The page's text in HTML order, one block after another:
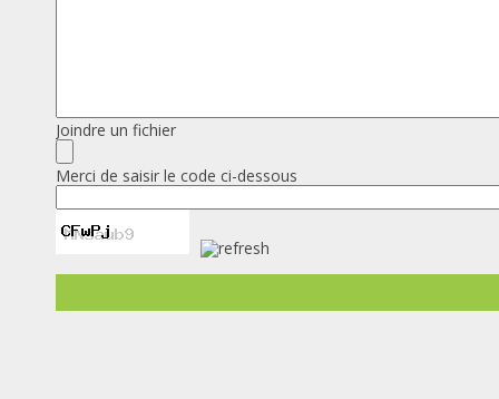
Joindre un fichier
Merci de saisir le code ci-dessous